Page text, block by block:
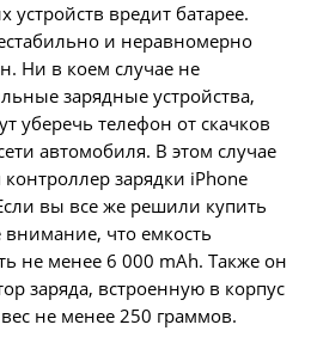
вредит батарее.
и неравномерно
Ни в коем случае не
зарядные устройства,
уберечь телефон от скачков
автомобиля. В этом случае
зарядки iPhone
вы все же решили купить
внимание, что емкость
не менее 6 000 mAh. Также он
заряда, встроенную в корпус
не менее 250 граммов.